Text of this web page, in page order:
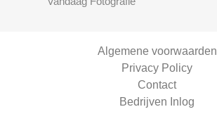
Algemene voorwaarden
Privacy Policy
Contact
Bedrijven Inlog